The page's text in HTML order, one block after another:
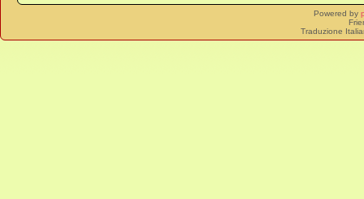
Powered by
Traduzione